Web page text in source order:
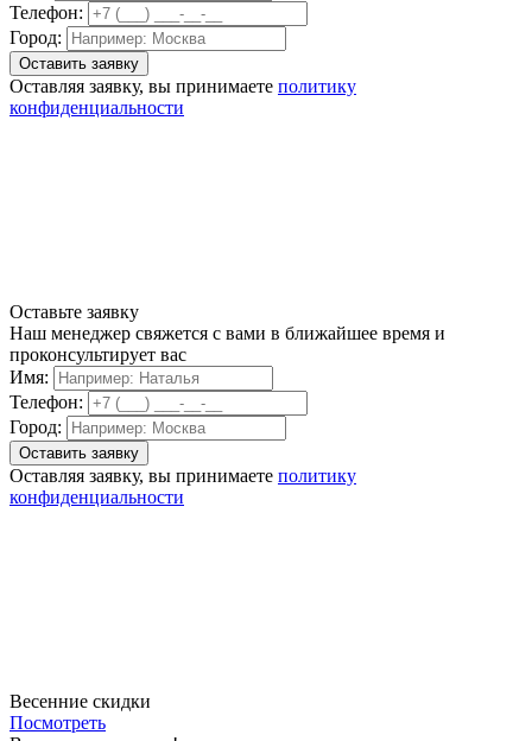
Телефон:
Город:
Оставляя заявку, вы принимаете политику
конфиденциальности
Оставьте заявку
Наш менеджер свяжется с вами в ближайшее время и
проконсультирует вас
Имя:
Телефон:
Город:
Оставляя заявку, вы принимаете политику
конфиденциальности
Весенние скидки
Посмотреть